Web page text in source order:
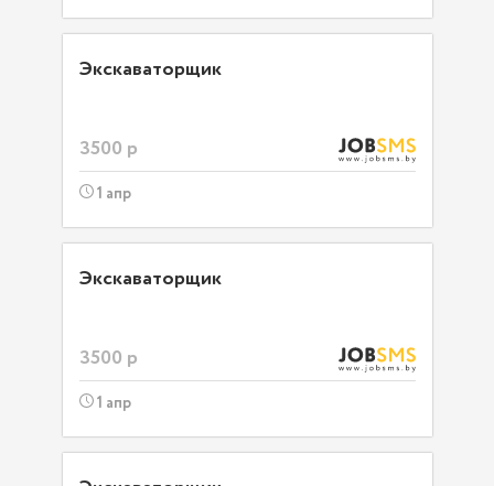
Экскаваторщик
3500 р
1 апр
Экскаваторщик
3500 р
1 апр